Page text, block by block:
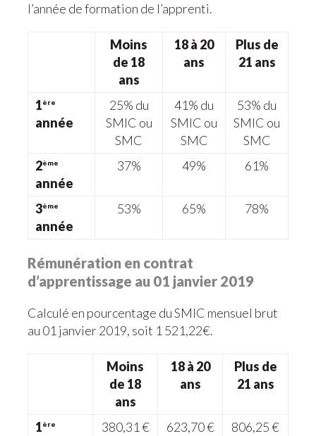
l’année de formation de l’apprenti.
Moins
de 18
ans
18 à 20
ans
Plus de
21 ans
1ère
année
25% du
SMIC ou
SMC
41% du
SMIC ou
SMC
53% du
SMIC ou
SMC
2ème
année
37% 49% 61%
3ème
année
53% 65% 78%
Rémunération en contrat
d’apprentissage au 01 janvier 2019
Calculé en pourcentage du SMIC mensuel brut
au 01 janvier 2019, soit 1 521,22€.
Moins
de 18
ans
18 à 20
ans
Plus de
21 ans
1ère 380,31 € 623,70 € 806,25 €